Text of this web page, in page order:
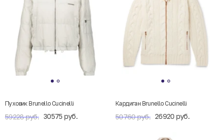
Пуховик Brunello Cucinelli
59228 руб. 30575 руб.
Кардиган Brunello Cucinelli
50760 руб. 26920 руб.